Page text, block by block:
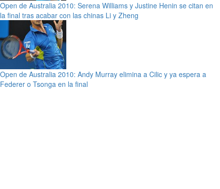
Open de Australia 2010: Serena Williams y Justine Henin se citan en
la final tras acabar con las chinas Li y Zheng
Open de Australia 2010: Andy Murray elimina a Cilic y ya espera a
Federer o Tsonga en la final